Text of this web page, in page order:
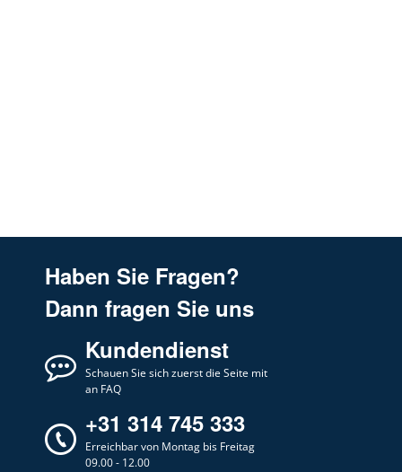
Haben Sie Fragen?
Dann fragen Sie uns
Kundendienst
Schauen Sie sich zuerst die Seite mit
an FAQ
+31 314 745 333
Erreichbar von Montag bis Freitag
09.00 - 12.00